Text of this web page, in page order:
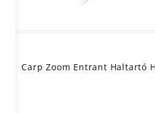
Carp Zoom Entrant Haltartó